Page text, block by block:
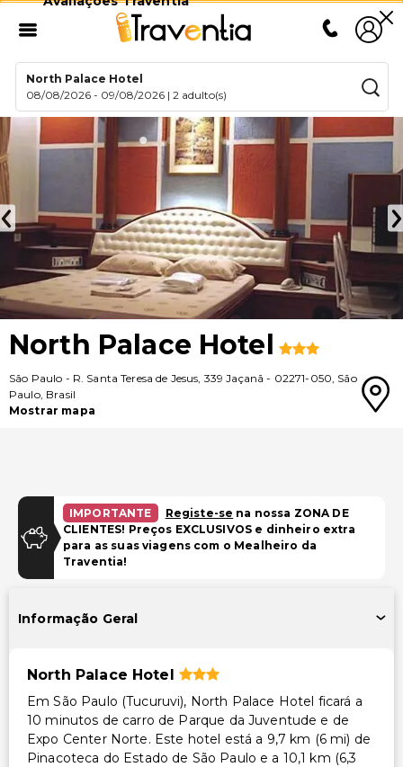
North Palace Hotel
08/08/2026 - 09/08/2026 |2 adulto(s)
North Palace Hotel
São Paulo - R. Santa Teresa de Jesus, 339 Jaçanã - 02271-050, São
Paulo, Brasil
Mostrar mapa
IMPORTANTE Registe-se na nossa ZONA DE
CLIENTES! Preços EXCLUSIVOS e dinheiro extra
para as suas viagens com o Mealheiro da
Traventia!
Informação Geral
North Palace Hotel
Em São Paulo (Tucuruvi), North Palace Hotel ficará a
10 minutos de carro de Parque da Juventude e de
Expo Center Norte. Este hotel está a 9,7 km (6 mi) de
Pinacoteca do Estado de São Paulo e a 10,1 km (6,3